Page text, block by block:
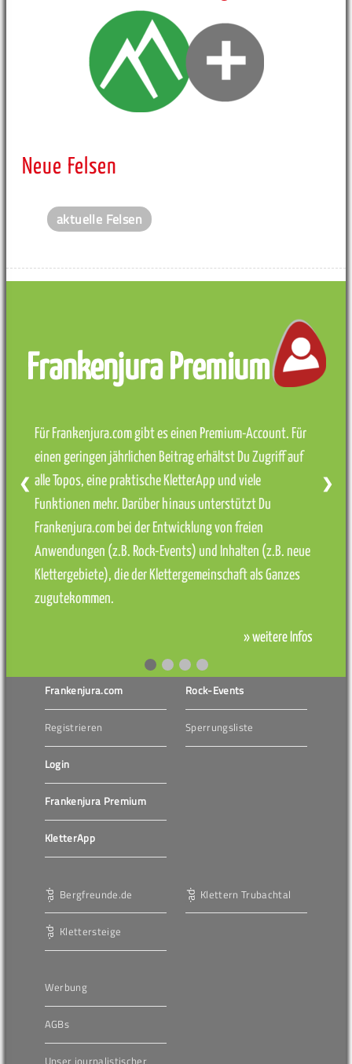
Neue Felsen
aktuelle Felsen
Frankenjura Premium
Für Frankenjura.com gibt es einen Premium-Account. Für
einen geringen jährlichen Beitrag erhältst Du Zugriff auf
alle Topos, eine praktische KletterApp und viele
Funktionen mehr. Darüber hinaus unterstützt Du
Frankenjura.com bei der Entwicklung von freien
Anwendungen (z.B. Rock-Events) und Inhalten (z.B. neue
Klettergebiete), die der Klettergemeinschaft als Ganzes
zugutekommen.
» weitere Infos
❮ ❯
Frankenjura.com
Registrieren
Login
Frankenjura Premium
KletterApp
Rock-Events
Sperrungsliste
Bergfreunde.de
Klettersteige
Klettern Trubachtal
Werbung
AGBs
Unser journalistischer